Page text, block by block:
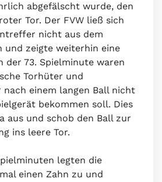
abgefälscht wurde, den
Tor. Der FVW ließ sich
nicht aus dem
und zeigte weiterhin eine
der 73. Spielminute waren
Torhüter und
nach einem langen Ball nicht
bekommen soll. Dies
aus und schob den Ball zur
ins leere Tor.
legten die
einen Zahn zu und